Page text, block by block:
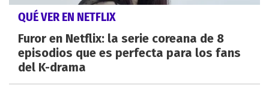
QUÉ VER EN NETFLIX
Furor en Netflix: la serie coreana de 8
episodios que es perfecta para los fans
del K-drama